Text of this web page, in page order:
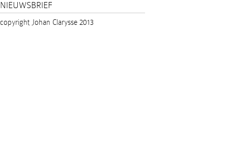
NIEUWSBRIEF
copyright Johan Clarysse 2013